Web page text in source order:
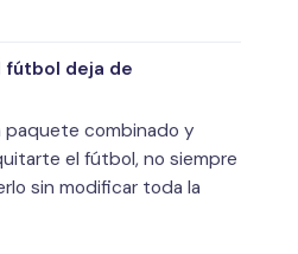
fútbol deja de
paquete combinado y
el fútbol, no siempre
sin modificar toda la